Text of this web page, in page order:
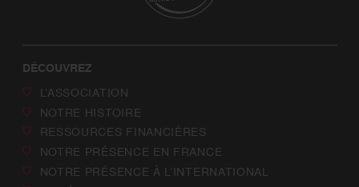
DÉCOUVREZ
L’ASSOCIATION
NOTRE HISTOIRE
RESSOURCES FINANCIÈRES
NOTRE PRÉSENCE EN FRANCE
NOTRE PRÉSENCE À L’INTERNATIONAL